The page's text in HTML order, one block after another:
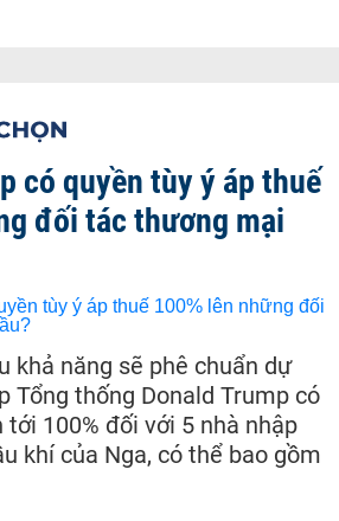
có quyền tùy ý áp thuế
đối tác thương mại
khả năng sẽ phê chuẩn dự
Tổng thống Donald Trump có
tới 100% đối với 5 nhà nhập
khí của Nga, có thể bao gồm